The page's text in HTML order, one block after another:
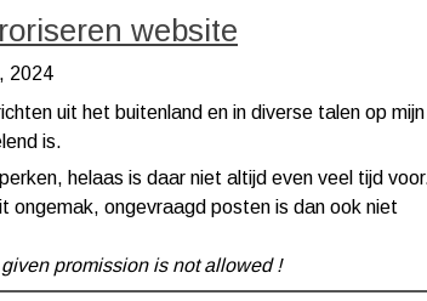
website
2024
uit het buitenland en in diverse talen op mijn
is.
helaas is daar niet altijd even veel tijd
ongemak, ongevraagd posten is dan ook niet
promission is not allowed !